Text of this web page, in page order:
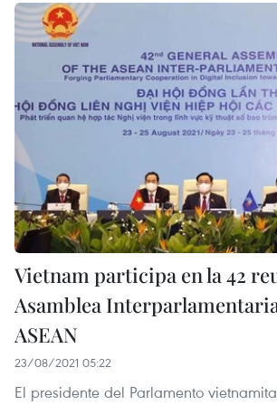
Vietnam participa en la 42
Asamblea
ASEAN
23/08/2021 05:22
El presidente del Parlamento